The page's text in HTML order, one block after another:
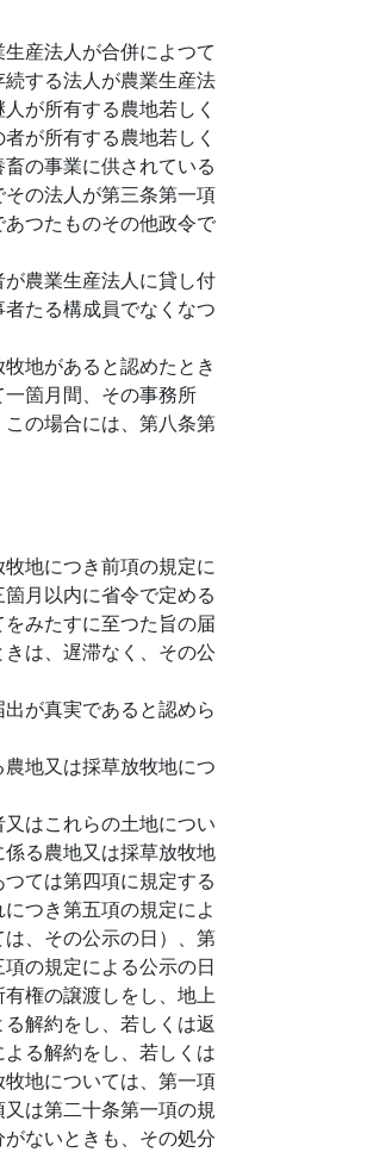
産法人が合併によつて
する法人が農業生産法
が所有する農地若しく
が所有する農地若しく
の事業に供されている
の法人が第三条第一項
つたものその他政令で
農業生産法人に貸し付
たる構成員でなくなつ
地があると認めたとき
箇月間、その事務所
の場合には、第八条第
地につき前項の規定に
月以内に省令で定める
みたすに至つた旨の届
は、遅滞なく、その公
が真実であると認めら
地又は採草放牧地につ
はこれらの土地につい
る農地又は採草放牧地
ては第四項に規定する
つき第五項の規定によ
、その公示の日）、第
の規定による公示の日
権の譲渡しをし、地上
解約をし、若しくは返
る解約をし、若しくは
地については、第一項
は第二十条第一項の規
ないときも、その処分